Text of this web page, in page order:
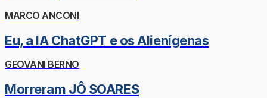
MARCO ANCONI
Eu, a IA ChatGPT e os Alienígenas
GEOVANI BERNO
Morreram JÔ SOARES